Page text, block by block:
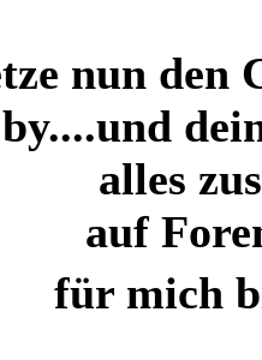
nun den
und
alles
auf
für mich